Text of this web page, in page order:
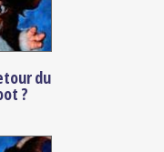
du
?